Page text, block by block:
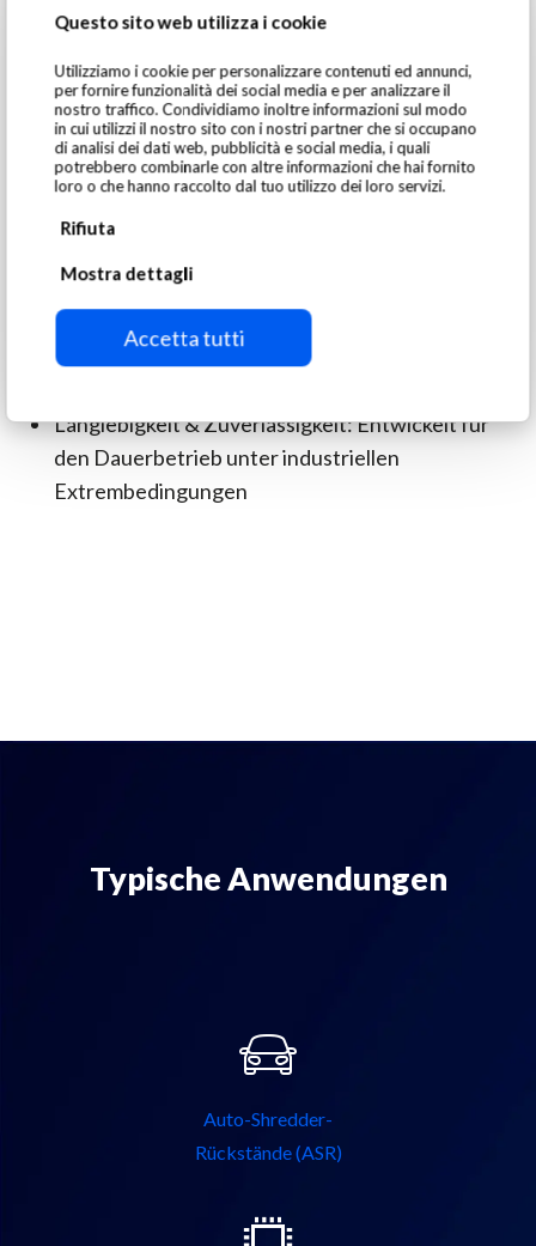
Questo sito web utilizza i cookie
Utilizziamo i cookie per personalizzare contenuti ed annunci,
per fornire funzionalità dei social media e per analizzare il
nostro traffico. Condividiamo inoltre informazioni sul modo
in cui utilizzi il nostro sito con i nostri partner che si occupano
di analisi dei dati web, pubblicità e social media, i quali
potrebbero combinarle con altre informazioni che hai fornito
loro o che hanno raccolto dal tuo utilizzo dei loro servizi.
Rifiuta
Mostra dettagli
Accetta tutti
die Qualität durch Reduzierung von Zink-, Kupfer-
Schrottwert
Warum das SGM XRT-Modell wählen?
Branchenführende Sortiergenauigkeit: Liefert
hochreine Materialströme mit minimalen
Optimierte Rückgewinnungsraten: Maximiert die
Metallausbeute aus komplexen Abfallströmen
Verarbeitung großer Mengen: Ausgelegt für
Langlebigkeit & Zuverlässigkeit: Entwickelt für
den Dauerbetrieb unter industriellen
Extrembedingungen
Typische Anwendungen
Auto-Shredder-
Rückstände (ASR)